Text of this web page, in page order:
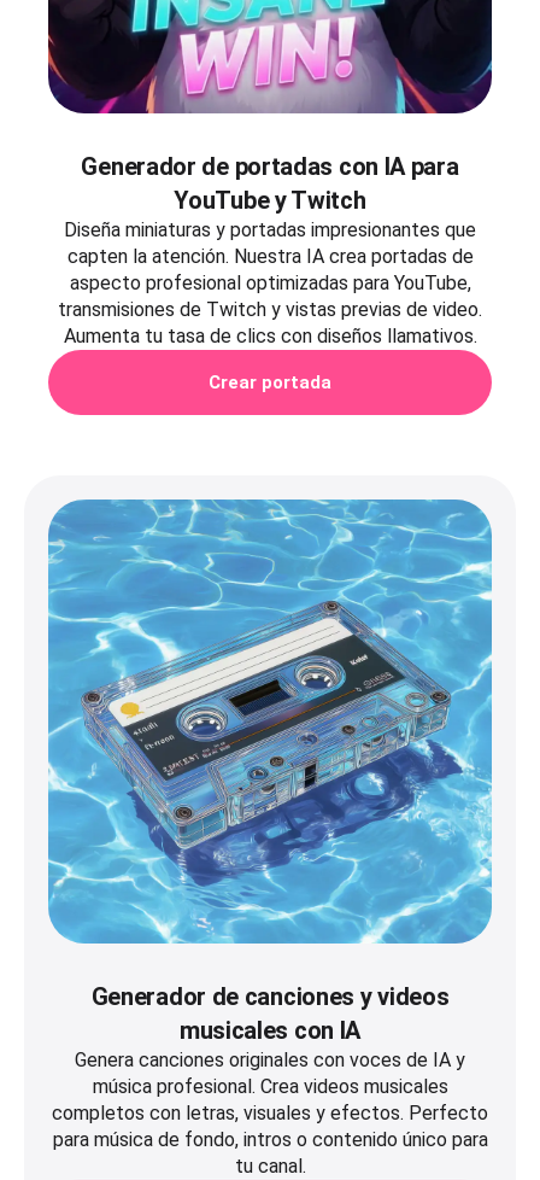
Generador de portadas con IA para
YouTube y Twitch
Diseña miniaturas y portadas impresionantes que
capten la atención. Nuestra IA crea portadas de
aspecto profesional optimizadas para YouTube,
transmisiones de Twitch y vistas previas de video.
Aumenta tu tasa de clics con diseños llamativos.
Crear portada
Generador de canciones y videos
musicales con IA
Genera canciones originales con voces de IA y
música profesional. Crea videos musicales
completos con letras, visuales y efectos. Perfecto
para música de fondo, intros o contenido único para
tu canal.